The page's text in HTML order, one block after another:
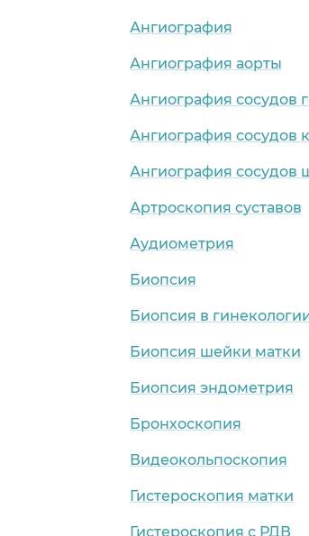
Ангиография
Ангиография аорты
Ангиография сосудов
Ангиография сосудов
Ангиография сосудов
Артроскопия суставов
Аудиометрия
Биопсия
Биопсия в
Биопсия шейки матки
Биопсия эндометрия
Бронхоскопия
Видеокольпоскопия
Гистероскопия матки
Гистероскопия с РДВ